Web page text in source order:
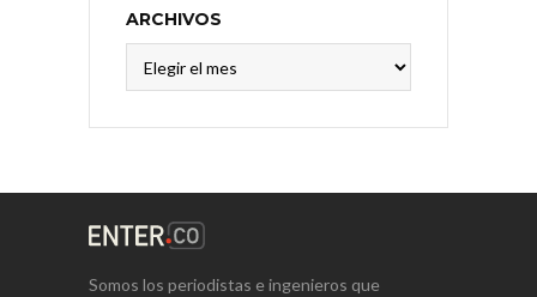
ARCHIVOS
Somos los periodistas e ingenieros que